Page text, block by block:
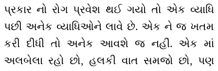
પ્રકાર નો રોગ પ્રવેશ થઈ ગયો તો એક વ્યાધિ
પછી અનેક વ્યાધિઓને લાવે છે. એક ને જ ખતમ
કરી દીધી તો અનેક આવશે જ નહીં. એક માં
અલબેલા રહો છો, હલકી વાત સમજો છો, પણ